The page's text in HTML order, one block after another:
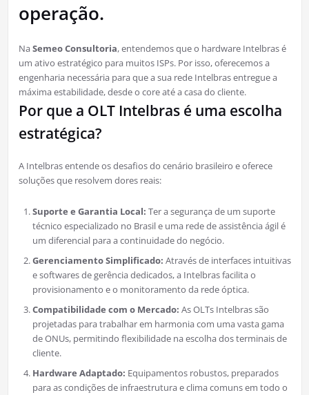
operação.
NaSemeo Consultoria, entendemos que o hardware Intelbras é
um ativo estratégico para muitos ISPs. Por isso, oferecemos a
engenharia necessária para que a sua rede Intelbras entregue a
máxima estabilidade, desde o core até a casa do cliente.
Por que a OLT Intelbras é uma escolha
estratégica?
A Intelbras entende os desafios do cenário brasileiro e oferece
soluções que resolvem dores reais:
Suporte e Garantia Local: Ter a segurança de um suporte
técnico especializado no Brasil e uma rede de assistência ágil é
um diferencial para a continuidade do negócio.
Gerenciamento Simplificado: Através de interfaces intuitivas
e softwares de gerência dedicados, a Intelbras facilita o
provisionamento e o monitoramento da rede óptica.
Compatibilidade com o Mercado: As OLTs Intelbras são
projetadas para trabalhar em harmonia com uma vasta gama
de ONUs, permitindo flexibilidade na escolha dos terminais de
cliente.
Hardware Adaptado: Equipamentos robustos, preparados
para as condições de infraestrutura e clima comuns em todo o